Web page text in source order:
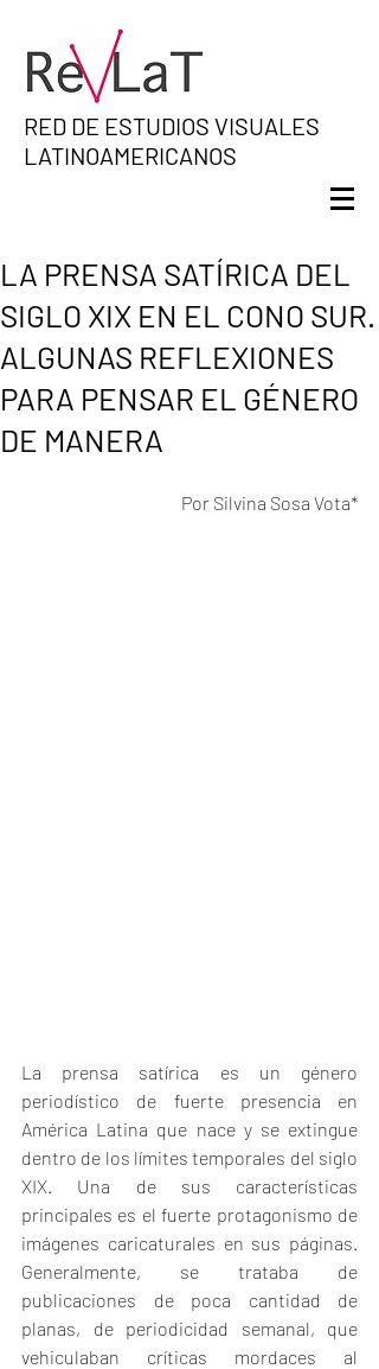
RED DE ESTUDIOS VISUALES
LATINOAMERICANOS
LA PRENSA SATÍRICA DEL
SIGLO XIX EN EL CONO SUR.
ALGUNAS REFLEXIONES
PARA PENSAR EL GÉNERO
DE MANERA
Por Silvina Sosa Vota*
La prensa satírica es un género
periodístico de fuerte presencia en
América Latina que nace y se extingue
dentro de los límites temporales del siglo
XIX. Una de sus características
principales es el fuerte protagonismo de
imágenes caricaturales en sus páginas.
Generalmente, se trataba de
publicaciones de poca cantidad de
planas, de periodicidad semanal, que
vehiculaban críticas mordaces al